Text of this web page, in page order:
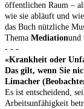
öffentlichen Raum –
wie sie abläuft und
das Buch nützliche
Thema Mediationund
- - -
«Krankheit oder
Das gilt, wenn Sie
Limacher
Es ist entscheidend,
Arbeitsunfähigkeit